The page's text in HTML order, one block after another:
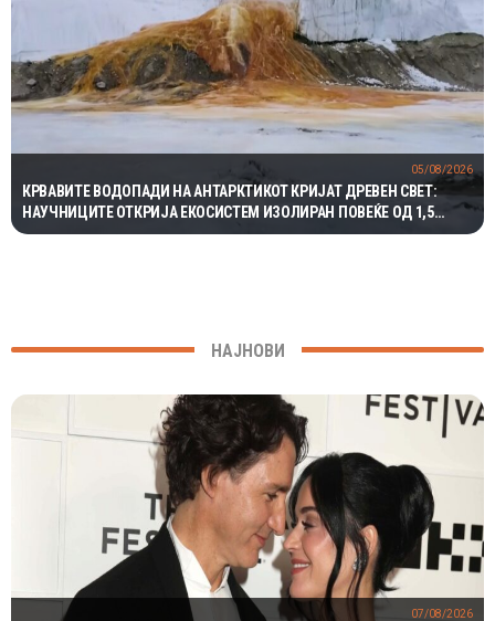
КРВАВИТЕ ВОДОПАДИ НА АНТАРКТИКОТ КРИЈАТ ДРЕВЕН СВЕТ:
НАУЧНИЦИТЕ ОТКРИЈА ЕКОСИСТЕМ ИЗОЛИРАН ПОВЕЌЕ ОД 1,5
МИЛИОНИ ГОДИНИ
05/08/2026
НАЈНОВИ
07/08/2026